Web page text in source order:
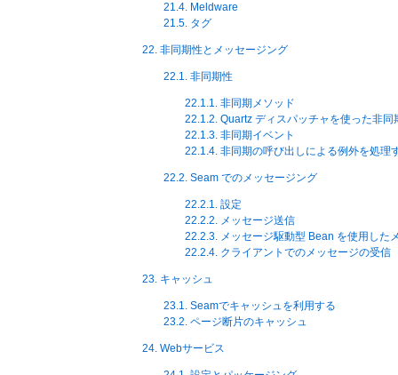
21.4. Meldware
21.5. タグ
22. 非同期性とメッセージング
22.1. 非同期性
22.1.1. 非同期メソッド
22.1.2. Quartz ディスパッチャを使った非同
22.1.3. 非同期イベント
22.1.4. 非同期の呼び出しによる例外を処理
22.2. Seam でのメッセージング
22.2.1. 設定
22.2.2. メッセージ送信
22.2.3. メッセージ駆動型 Bean を使用した
22.2.4. クライアントでのメッセージの受信
23. キャッシュ
23.1. Seamでキャッシュを利用する
23.2. ページ断片のキャッシュ
24. Webサービス